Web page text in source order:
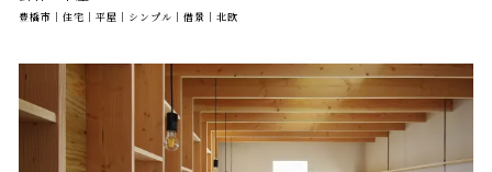
豊橋市｜住宅｜平屋｜シンプル｜借景｜北欧